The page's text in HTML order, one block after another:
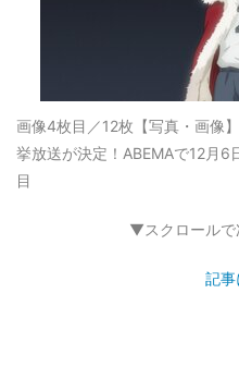
画像4枚目／12枚 【写真・画像
挙放送が決定！ABEMAで12月
目
▼スクロール
記事